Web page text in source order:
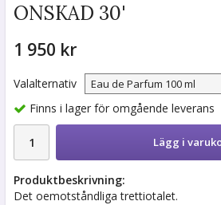
ONSKAD 30'
1 950 kr
Valalternativ
Finns i lager för omgående leverans
Lägg i
Produktbeskrivning:
Det oemotståndliga trettiotalet.